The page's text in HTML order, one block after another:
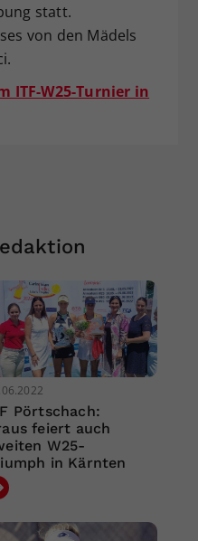
statt.
von den Mädels
ITF-W25-Turnier in
Pörtschach:
feiert auch
W25-
in Kärnten